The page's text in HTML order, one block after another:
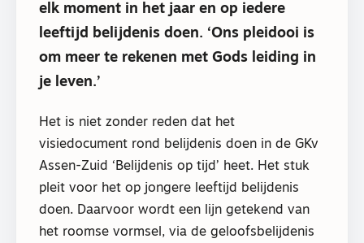
elk moment in het jaar en op iedere
leeftijd belijdenis doen. ‘Ons pleidooi is
om meer te rekenen met Gods leiding in
je leven.’
Het is niet zonder reden dat het
visiedocument rond belijdenis doen in de GKv
Assen-Zuid ‘Belijdenis op tijd’ heet. Het stuk
pleit voor het op jongere leeftijd belijdenis
doen. Daarvoor wordt een lijn getekend van
het roomse vormsel, via de geloofsbelijdenis